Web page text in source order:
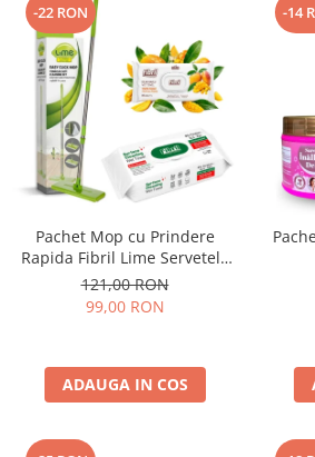
-22 RON
Pachet Mop cu Prindere
Rapida Fibril Lime Servetele
Suprafete si Servetele Maini
121,00 RON
99,00 RON
ADAUGA IN COS
-14